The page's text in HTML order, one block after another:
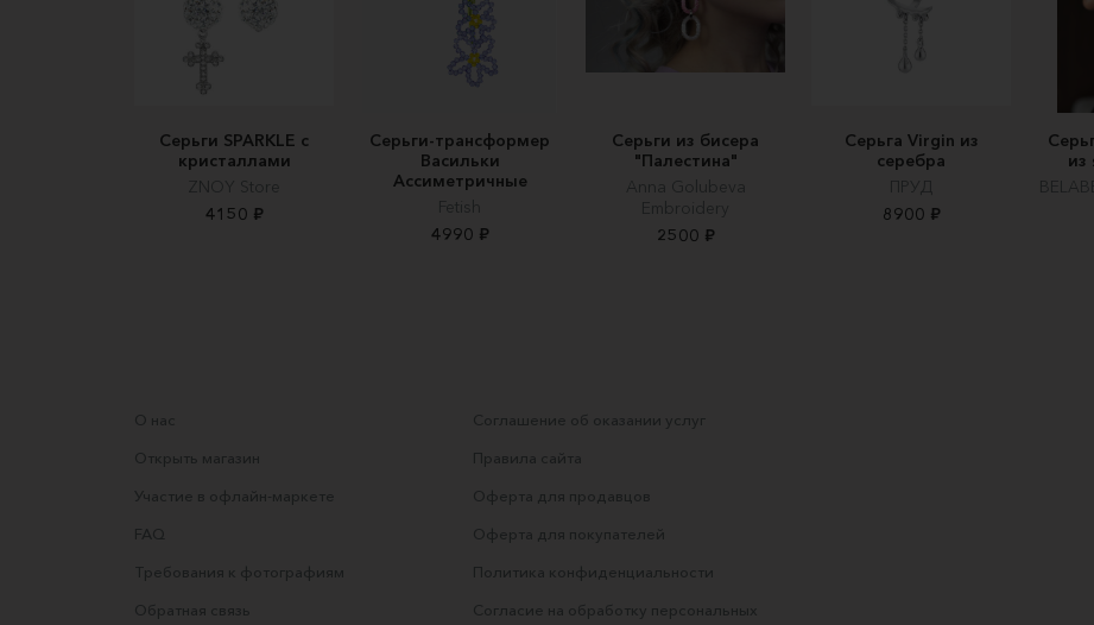
Серьги SPARKLE с
кристаллами
ZNOY Store
4150 ₽
Серьги-трансформер
Васильки
Ассиметричные
Fetish
4990 ₽
Серьги из бисера
"Палестина"
Anna Golubeva
Embroidery
2500 ₽
Серьга Virgin из
серебра
ПРУД
8900 ₽
из
О нас
Открыть магазин
Участие в офлайн-маркете
FAQ
Требования к фотографиям
Обратная связь
Соглашение об оказании услуг
Правила сайта
Оферта для продавцов
Оферта для покупателей
Политика конфиденциальности
Согласие на обработку персональных